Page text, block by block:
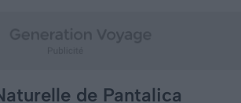
de Pantalica